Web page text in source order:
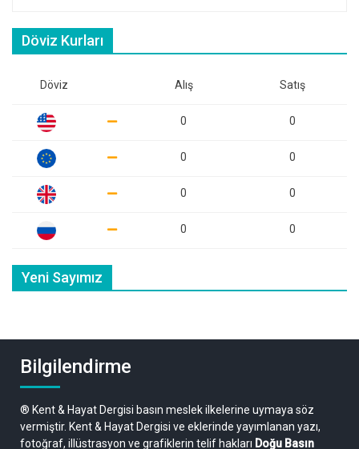
Döviz Kurları
Döviz Alış Satış
0 0
0 0
0 0
0 0
Yeni Sayımız
Bilgilendirme
® Kent & Hayat Dergisi basın meslek ilkelerine uymaya söz
vermiştir. Kent & Hayat Dergisi ve eklerinde yayımlanan yazı,
fotoğraf, illüstrasyon ve grafiklerin telif hakları Doğu Basın